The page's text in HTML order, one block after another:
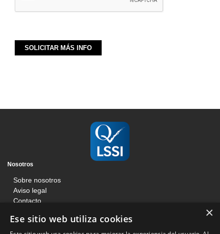
Nosotros
Sobre nosotros
Aviso legal
Contacto
×
Ese sitio web utiliza cookies